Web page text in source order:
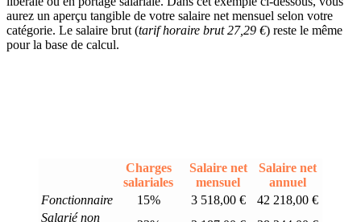
aurez un aperçu tangible de votre salaire net mensuel selon votre
catégorie. Le salaire brut (tarif horaire brut 27,29 €) reste le même
pour la base de calcul.
Charges
salariales
Salaire net
mensuel
Salaire net
annuel
Fonctionnaire
15% 3 518,00 €
42 218,00 €
Salarié non